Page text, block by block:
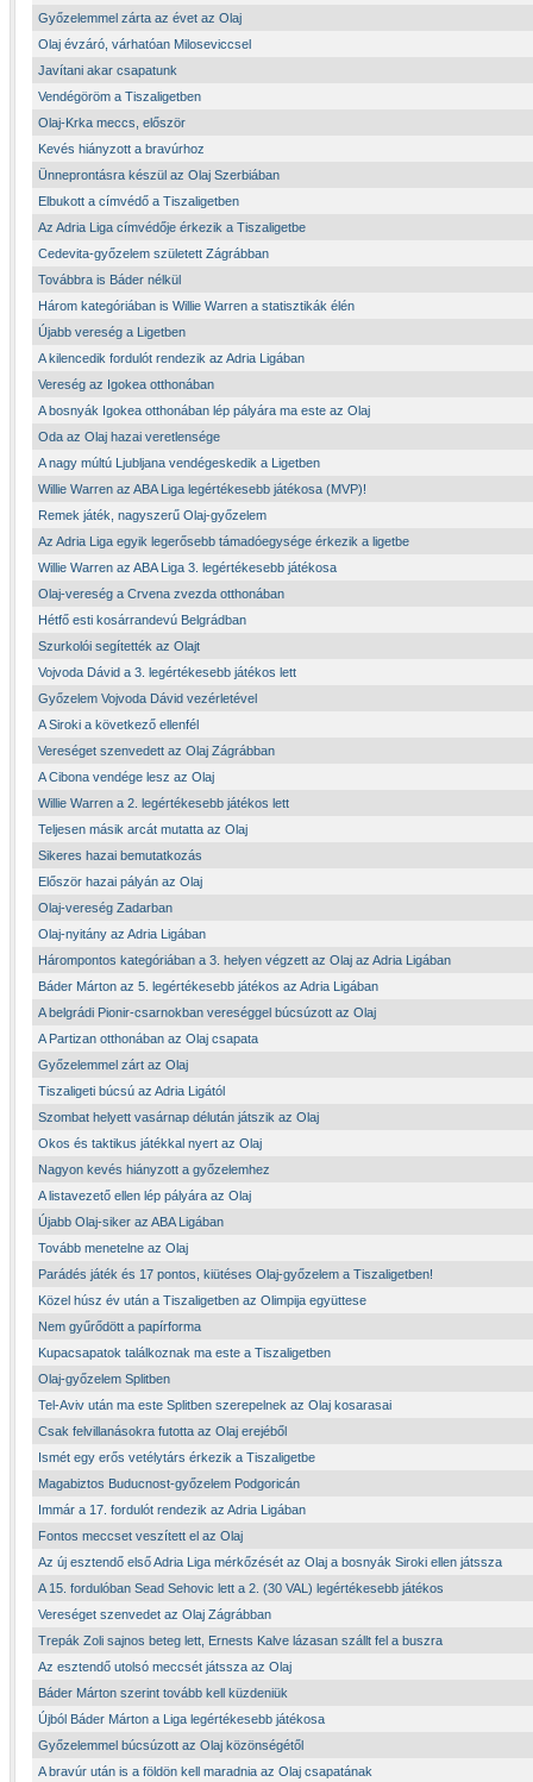
Győzelemmel zárta az évet az Olaj
Olaj évzáró, várhatóan Miloseviccsel
Javítani akar csapatunk
Vendégöröm a Tiszaligetben
Olaj-Krka meccs, először
Kevés hiányzott a bravúrhoz
Ünneprontásra készül az Olaj Szerbiában
Elbukott a címvédő a Tiszaligetben
Az Adria Liga címvédője érkezik a Tiszaligetbe
Cedevita-győzelem született Zágrábban
Továbbra is Báder nélkül
Három kategóriában is Willie Warren a statisztikák élén
Újabb vereség a Ligetben
A kilencedik fordulót rendezik az Adria Ligában
Vereség az Igokea otthonában
A bosnyák Igokea otthonában lép pályára ma este az Olaj
Oda az Olaj hazai veretlensége
A nagy múltú Ljubljana vendégeskedik a Ligetben
Willie Warren az ABA Liga legértékesebb játékosa (MVP)!
Remek játék, nagyszerű Olaj-győzelem
Az Adria Liga egyik legerősebb támadóegysége érkezik a ligetbe
Willie Warren az ABA Liga 3. legértékesebb játékosa
Olaj-vereség a Crvena zvezda otthonában
Hétfő esti kosárrandevú Belgrádban
Szurkolói segítették az Olajt
Vojvoda Dávid a 3. legértékesebb játékos lett
Győzelem Vojvoda Dávid vezérletével
A Siroki a következő ellenfél
Vereséget szenvedett az Olaj Zágrábban
A Cibona vendége lesz az Olaj
Willie Warren a 2. legértékesebb játékos lett
Teljesen másik arcát mutatta az Olaj
Sikeres hazai bemutatkozás
Először hazai pályán az Olaj
Olaj-vereség Zadarban
Olaj-nyitány az Adria Ligában
Hárompontos kategóriában a 3. helyen végzett az Olaj az Adria Ligában
Báder Márton az 5. legértékesebb játékos az Adria Ligában
A belgrádi Pionir-csarnokban vereséggel búcsúzott az Olaj
A Partizan otthonában az Olaj csapata
Győzelemmel zárt az Olaj
Tiszaligeti búcsú az Adria Ligától
Szombat helyett vasárnap délután játszik az Olaj
Okos és taktikus játékkal nyert az Olaj
Nagyon kevés hiányzott a győzelemhez
A listavezető ellen lép pályára az Olaj
Újabb Olaj-siker az ABA Ligában
Tovább menetelne az Olaj
Parádés játék és 17 pontos, kiütéses Olaj-győzelem a Tiszaligetben!
Közel húsz év után a Tiszaligetben az Olimpija együttese
Nem gyűrődött a papírforma
Kupacsapatok találkoznak ma este a Tiszaligetben
Olaj-győzelem Splitben
Tel-Aviv után ma este Splitben szerepelnek az Olaj kosarasai
Csak felvillanásokra futotta az Olaj erejéből
Ismét egy erős vetélytárs érkezik a Tiszaligetbe
Magabiztos Buducnost-győzelem Podgoricán
Immár a 17. fordulót rendezik az Adria Ligában
Fontos meccset veszített el az Olaj
Az új esztendő első Adria Liga mérkőzését az Olaj a bosnyák Siroki ellen játssza
A 15. fordulóban Sead Sehovic lett a 2. (30 VAL) legértékesebb játékos
Vereséget szenvedet az Olaj Zágrábban
Trepák Zoli sajnos beteg lett, Ernests Kalve lázasan szállt fel a buszra
Az esztendő utolsó meccsét játssza az Olaj
Báder Márton szerint tovább kell küzdeniük
Újból Báder Márton a Liga legértékesebb játékosa
Győzelemmel búcsúzott az Olaj közönségétől
A bravúr után is a földön kell maradnia az Olaj csapatának